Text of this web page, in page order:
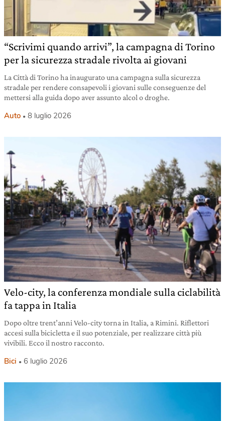
“Scrivimi quando arrivi”, la campagna di Torino
per la sicurezza stradale rivolta ai giovani
La Città di Torino ha inaugurato una campagna sulla sicurezza
stradale per rendere consapevoli i giovani sulle conseguenze del
mettersi alla guida dopo aver assunto alcol o droghe.
Auto 8 luglio 2026
Velo-city, la conferenza mondiale sulla ciclabilità
fa tappa in Italia
Dopo oltre trent’anni Velo-city torna in Italia, a Rimini. Riflettori
accesi sulla bicicletta e il suo potenziale, per realizzare città più
vivibili. Ecco il nostro racconto.
Bici 6 luglio 2026